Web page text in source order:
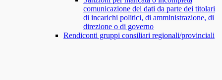
comunicazione dei dati da parte dei titolari
di incarichi politici, di amministrazione, di
direzione o di governo
Rendiconti gruppi consiliari regionali/provinciali